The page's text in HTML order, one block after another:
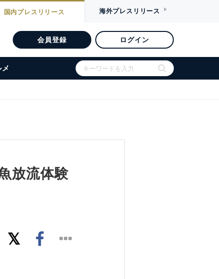
国内プレスリリース 海外プレスリリース
会員登録 ログイン
放流体験